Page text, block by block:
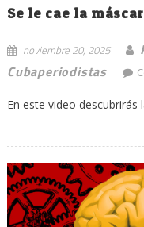
Se le cae la
noviembre 20, 2025
Cubaperiodistas
En este video descubrirás